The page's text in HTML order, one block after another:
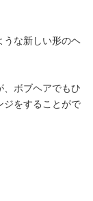
うな新しい形のヘ
、ボブヘアでもひ
ジをすることがで